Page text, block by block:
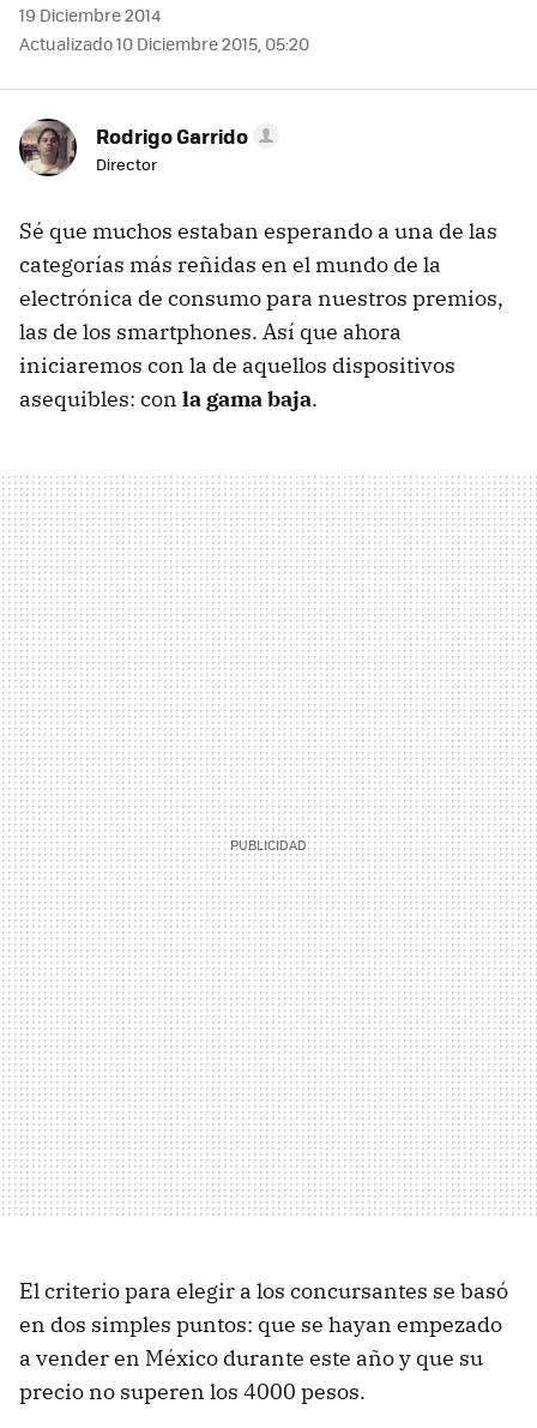
19 Diciembre 2014
Actualizado 10 Diciembre 2015, 05:20
Rodrigo Garrido
Director
Sé que muchos estaban esperando a una de las
categorías más reñidas en el mundo de la
electrónica de consumo para nuestros premios,
las de los smartphones. Así que ahora
iniciaremos con la de aquellos dispositivos
asequibles: con la gama baja.
El criterio para elegir a los concursantes se basó
en dos simples puntos: que se hayan empezado
a vender en México durante este año y que su
precio no superen los 4000 pesos.